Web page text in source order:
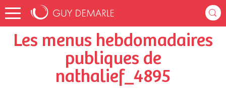
Accueil nathalief_4895 Menus Hebdomadaires
Les menus hebdomadaires
publiques de
nathalief_4895